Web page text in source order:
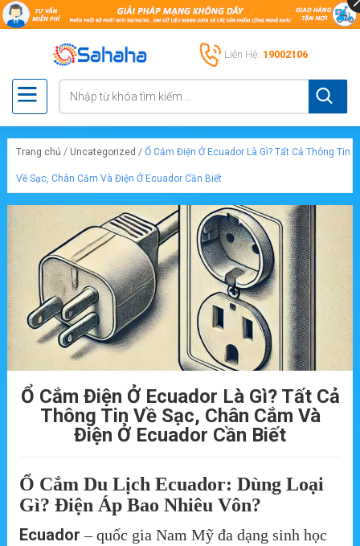
Liên Hệ: 19002106
Trang chủ / Uncategorized / Ổ Cắm Điện Ở Ecuador Là Gì? Tất Cả Thông Tin
Về Sạc, Chân Cắm Và Điện Ở Ecuador Cần Biết
Ổ Cắm Điện Ở Ecuador Là Gì? Tất Cả
Thông Tin Về Sạc, Chân Cắm Và
Điện Ở Ecuador Cần Biết
Ổ Cắm Du Lịch Ecuador: Dùng Loại
Gì? Điện Áp Bao Nhiêu Vôn?
Ecuador – quốc gia Nam Mỹ đa dạng sinh học